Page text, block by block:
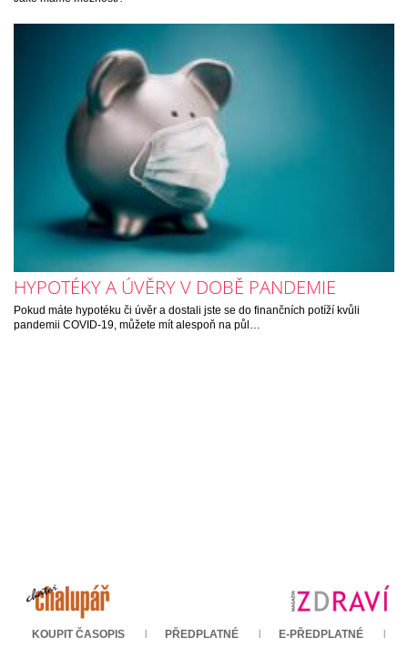
HYPOTÉKY A ÚVĚRY V DOBĚ PANDEMIE
Pokud máte hypotéku či úvěr a dostali jste se do finančních potíží kvůli
pandemii COVID-19, můžete mít alespoň na půl…
KOUPIT ČASOPIS PŘEDPLATNÉ E-PŘEDPLATNÉ